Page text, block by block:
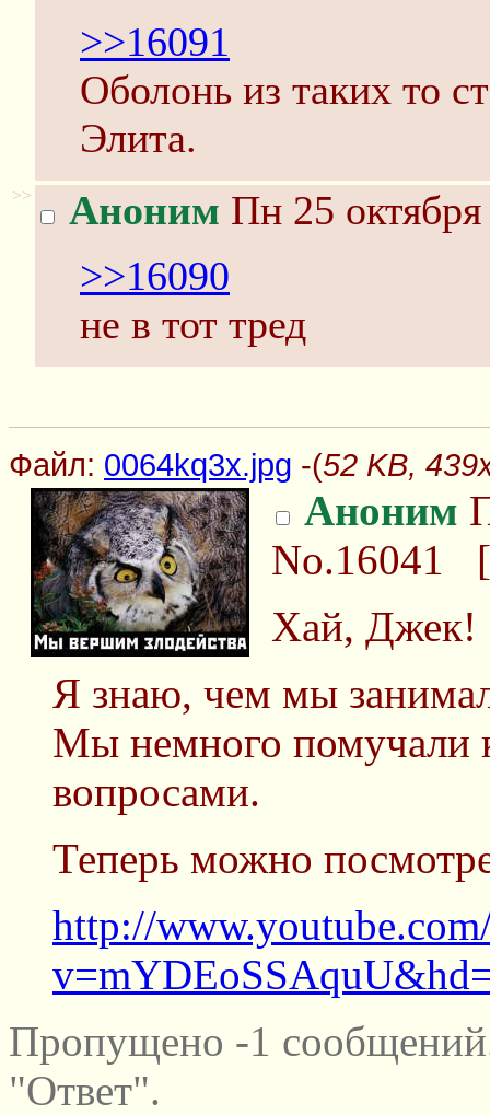
>>16091
Оболонь из таких то
Элита.
>> Аноним Пн 25
>>16090
не в тот тред
Файл: 0064kq3x.jpg -(52 KB,
Аноним
No.16041 [
Хай, Джек!
Я знаю, чем мы
Мы немного помучали
вопросами.
Теперь можно
http://
Пропущено -1
"Ответ".